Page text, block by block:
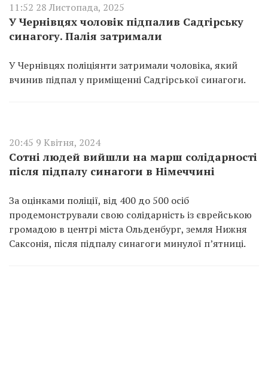
11:52 28 Листопада, 2025
У Чернівцях чоловік підпалив Садгірську
синагогу. Палія затримали
У Чернівцях поліціянти затримали чоловіка, який
вчинив підпал у приміщенні Садгірської синагоги.
20:45 9 Квітня, 2024
Сотні людей вийшли на марш солідарності
після підпалу синагоги в Німеччині
За оцінками поліції, від 400 до 500 осіб
продемонстрували свою солідарність із єврейською
громадою в центрі міста Ольденбург, земля Нижня
Саксонія, після підпалу синагоги минулої п’ятниці.